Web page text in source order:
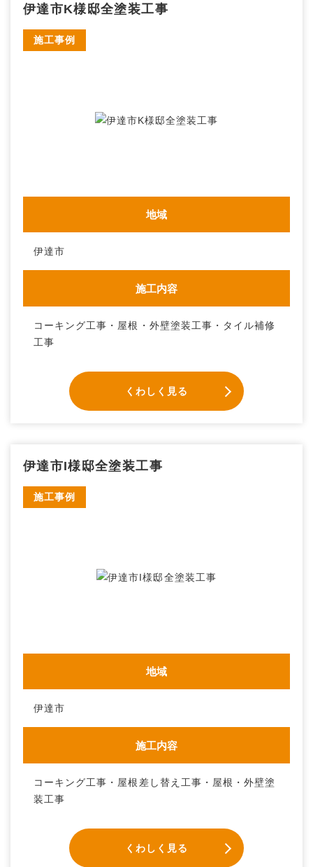
伊達市K様邸全塗装工事
施工事例
地域
伊達市
施工内容
コーキング工事・屋根・外壁塗装工事・タイル補修
工事
くわしく見る
伊達市I様邸全塗装工事
施工事例
地域
伊達市
施工内容
コーキング工事・屋根差し替え工事・屋根・外壁塗
装工事
くわしく見る